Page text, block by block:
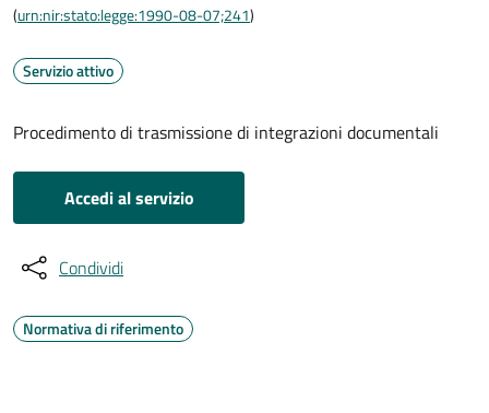
(urn:nir:stato:legge:1990-08-07;241)
Servizio attivo
Procedimento di trasmissione di integrazioni documentali
Accedi al servizio
Condividi
Normativa di riferimento